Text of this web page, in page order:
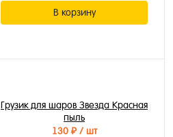
В корзину
Грузик для шаров Звезда Красная
пыль
130 ₽/ шт